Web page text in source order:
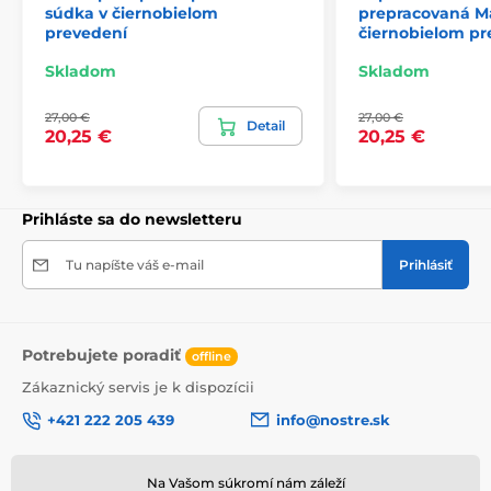
veľkosti, čo môže viesť k jeho miernemu orezaniu. Po
kliknutí na konkrétny rozmer na stránke si môžete
Rozmery (v cm): 147x270(3 pásy),
245x270(5 pásov), 294x270(6 pásov)
súdka v čiernobielom
prevedení
Skladom
27,00 €
20,25 €
Detail
prepracovaná
čiernobielom
Skladom
27,00 €
20,25 €
Prihláste sa do newsletteru
Tu napíšte váš e-mail Prihlásiť
Potrebujete poradiť offline
Zákaznický servis je k dispozícii
+421 222 205 439
info@nostre.sk
Na Vašom súkromí nám záleží